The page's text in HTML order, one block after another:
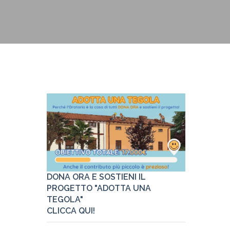
DONA ORA E SOSTIENI IL
PROGETTO "ADOTTA UNA
TEGOLA"
CLICCA QUI!